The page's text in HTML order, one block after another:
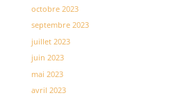
octobre 2023
septembre 2023
juillet 2023
juin 2023
mai 2023
avril 2023